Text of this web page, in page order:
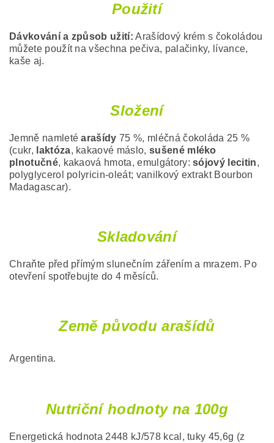
Použití
Dávkování a způsob užití: Arašídový krém s čokoládou
můžete použít na všechna pečiva, palačinky, lívance,
kaše aj.
Složení
Jemně namletéarašídy 75 %, mléčná čokoláda 25 %
(cukr, laktóza, kakaové máslo, sušené mléko
plnotučné, kakaová hmota, emulgátory:sójový lecitin,
polyglycerol polyricin-oleát; vanilkový extrakt Bourbon
Madagascar).
Skladování
Chraňte před přímým slunečním zářením a mrazem. Po
otevření spotřebujte do 4 měsíců.
Země původu arašídů
Argentina.
Nutriční hodnoty na 100g
Energetická hodnota 2448 kJ/578 kcal, tuky 45,6g (z